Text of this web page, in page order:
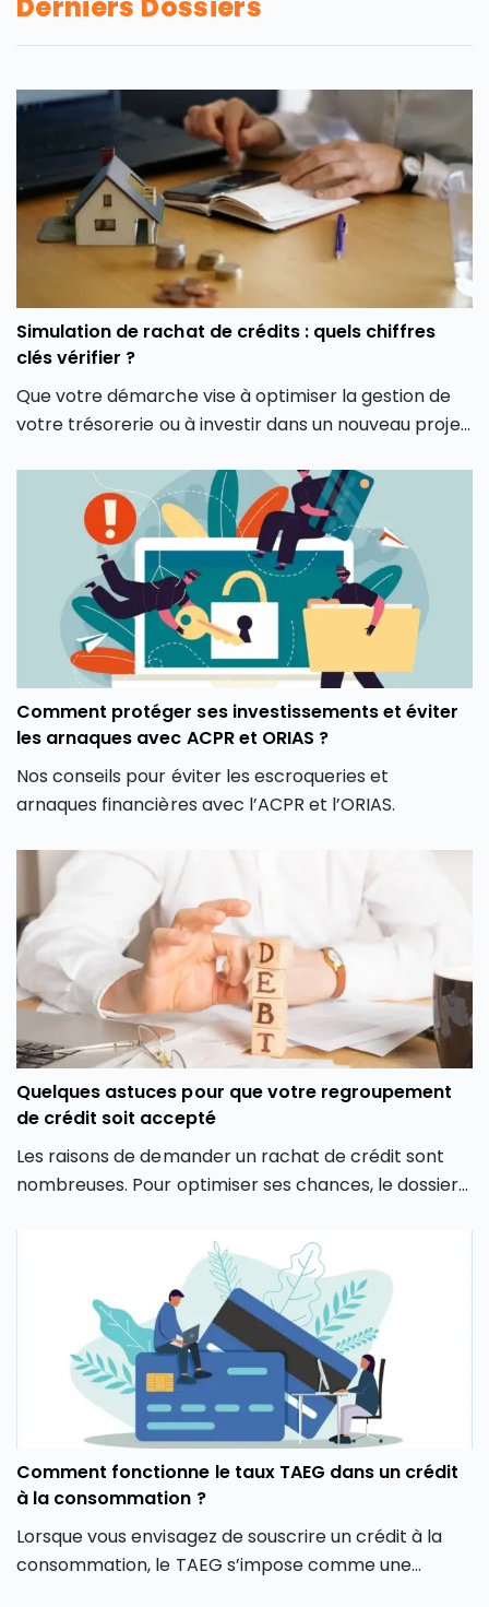
Derniers Dossiers
Simulation de rachat de crédits : quels chiffres
clés vérifier ?
Que votre démarche vise à optimiser la gestion de
votre trésorerie ou à investir dans un nouveau projet,
souvent le premier réflexe pour faire le point en
quelques clics. Encore faut-il savoir interpréter ses
résultats et comprendre ce qu’il ne dit pas pour faire
le bon choix.
Comment protéger ses investissements et éviter
les arnaques avec ACPR et ORIAS ?
Nos conseils pour éviter les escroqueries et
arnaques financières avec l’ACPR et l’ORIAS.
Quelques astuces pour que votre regroupement
de crédit soit accepté
Les raisons de demander un rachat de crédit sont
nombreuses. Pour optimiser ses chances, le dossier
Comment fonctionne le taux TAEG dans un crédit
à la consommation ?
Lorsque vous envisagez de souscrire un crédit à la
consommation, le TAEG s’impose comme une